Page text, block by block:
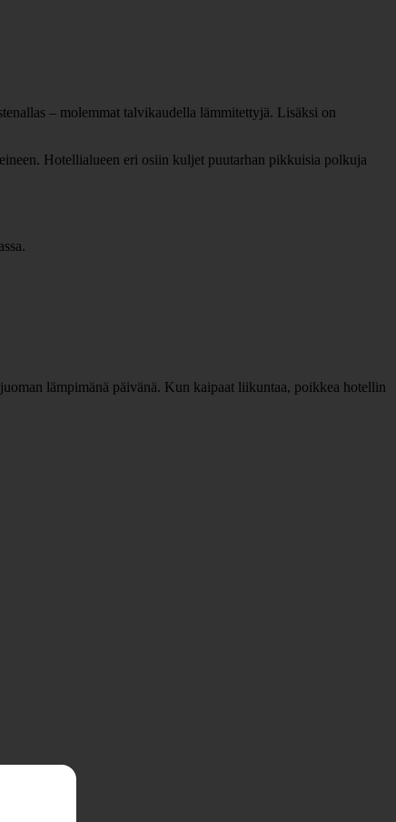
– molemmat talvikaudella lämmitettyjä. Lisäksi on
Hotellialueen eri osiin kuljet puutarhan pikkuisia polkuja
lämpimänä päivänä. Kun kaipaat liikuntaa, poikkea hotellin